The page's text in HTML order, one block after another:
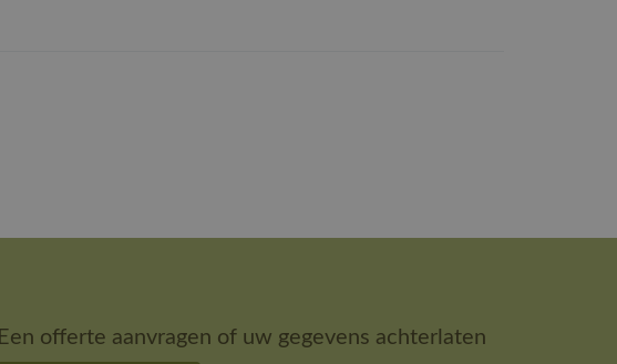
Een offerte aanvragen of uw gegevens achterlaten